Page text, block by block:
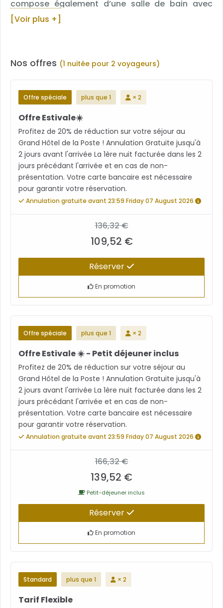
compose également d’une salle de bain avec
douche, toilettes, sèche-cheveux et produits
d’accueil en distributeur de la forme « Petit
[Voir plus +]
Nos offres (1 nuitée pour 2 voyageurs)
Offre spéciale plus que 1 × 2
Offre Estivale☀️
Profitez de 20% de réduction sur votre séjour au
Grand Hôtel de la Poste ! Annulation Gratuite jusqu'à
2 jours avant l'arrivée La 1ère nuit facturée dans les 2
jours précédant l'arrivée et en cas de non-
présentation. Votre carte bancaire est nécessaire
pour garantir votre réservation.
Annulation gratuite avant 23:59 Friday 07 August 2026
136,32 €
109,52 €
Réserver
En promotion
Offre spéciale plus que 1 × 2
Offre Estivale ☀️ - Petit déjeuner inclus
Profitez de 20% de réduction sur votre séjour au
Grand Hôtel de la Poste ! Annulation Gratuite jusqu'à
2 jours avant l'arrivée La 1ère nuit facturée dans les 2
jours précédant l'arrivée et en cas de non-
présentation. Votre carte bancaire est nécessaire
pour garantir votre réservation.
Annulation gratuite avant 23:59 Friday 07 August 2026
166,32 €
139,52 €
Petit-déjeuner inclus
Réserver
En promotion
Standard plus que 1 × 2
Tarif Flexible